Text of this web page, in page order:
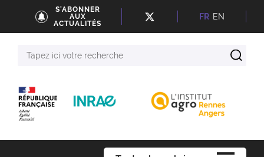
S'ABONNER
AUX
ACTUALITÉS
FR EN